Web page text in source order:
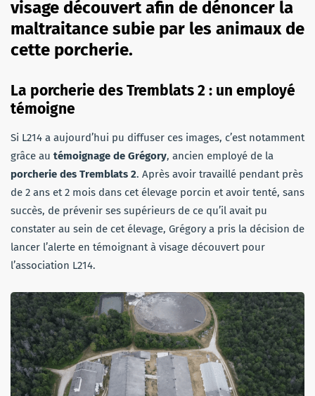
visage découvert afin de dénoncer la
maltraitance subie par les animaux de
cette porcherie.
La porcherie des Tremblats 2 : un employé
témoigne
Si L214 a aujourd’hui pu diffuser ces images, c’est notamment
grâce au témoignage de Grégory, ancien employé de la
porcherie des Tremblats 2. Après avoir travaillé pendant près
de 2 ans et 2 mois dans cet élevage porcin et avoir tenté, sans
succès, de prévenir ses supérieurs de ce qu’il avait pu
constater au sein de cet élevage, Grégory a pris la décision de
lancer l’alerte en témoignant à visage découvert pour
l’association L214.